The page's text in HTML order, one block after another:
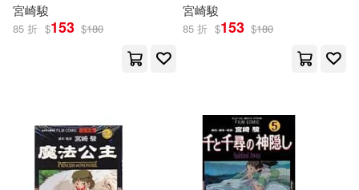
宮崎駿
85 折 $153 $180
宮崎駿
85 折 $153 $180